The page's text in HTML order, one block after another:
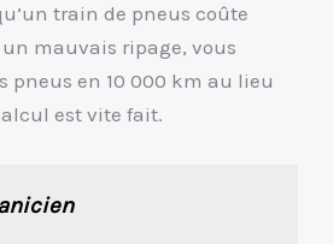
train de pneus coûte
un mauvais ripage, vous
pneus en 10 000 km au lieu
est vite fait.